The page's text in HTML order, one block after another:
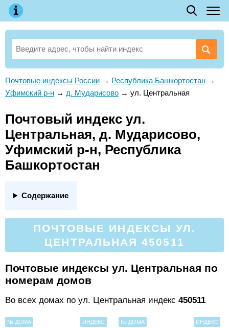
Почтовые индексы России → Республика Башкортостан →
Уфимский р-н → д. Мударисово → ул. Центральная
Почтовый индекс ул.
Центральная, д. Мударисово,
Уфимский р-н, Республика
Башкортостан
Содержание
ПОЧТОВЫЕ ИНДЕКСЫ УЛ.
ЦЕНТРАЛЬНАЯ 450511
Почтовые индексы ул. Центральная по
номерам домов
Во всех домах по ул. Центральная индекс 450511
№ ДОМА ИНДЕКС № ДОМА ИНДЕКС